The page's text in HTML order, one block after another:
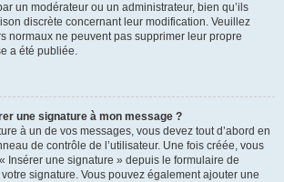
un modérateur ou un administrateur, bien qu’ils
discrète concernant leur modification. Veuillez
normaux ne peuvent pas supprimer leur propre
a été publiée.
une signature à mon message ?
à un de vos messages, vous devez tout d’abord en
de contrôle de l’utilisateur. Une fois créée, vous
Insérer une signature » depuis le formulaire de
signature. Vous pouvez également ajouter une